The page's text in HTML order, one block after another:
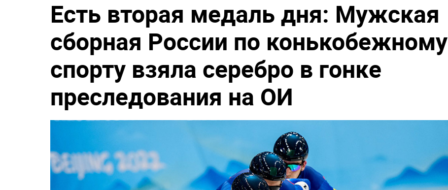
Есть вторая медаль дня: Мужская
сборная России по конькобежному
спорту взяла серебро в гонке
преследования на ОИ